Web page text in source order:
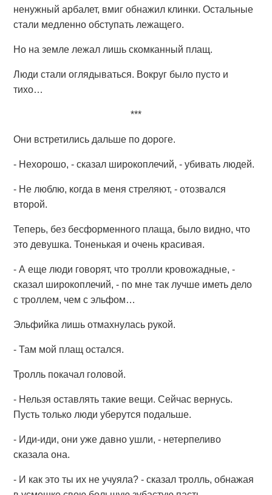
ненужный арбалет, вмиг обнажил клинки. Остальные
стали медленно обступать лежащего.
Но на земле лежал лишь скомканный плащ.
Люди стали оглядываться. Вокруг было пусто и
тихо…
***
Они встретились дальше по дороге.
- Нехорошо, - сказал широкоплечий, - убивать людей.
- Не люблю, когда в меня стреляют, - отозвался
второй.
Теперь, без бесформенного плаща, было видно, что
это девушка. Тоненькая и очень красивая.
- А еще люди говорят, что тролли кровожадные, -
сказал широкоплечий, - по мне так лучше иметь дело
с троллем, чем с эльфом…
Эльфийка лишь отмахнулась рукой.
- Там мой плащ остался.
Тролль покачал головой.
- Нельзя оставлять такие вещи. Сейчас вернусь.
Пусть только люди уберутся подальше.
- Иди-иди, они уже давно ушли, - нетерпеливо
сказала она.
- И как это ты их не учуяла? - сказал тролль, обнажая